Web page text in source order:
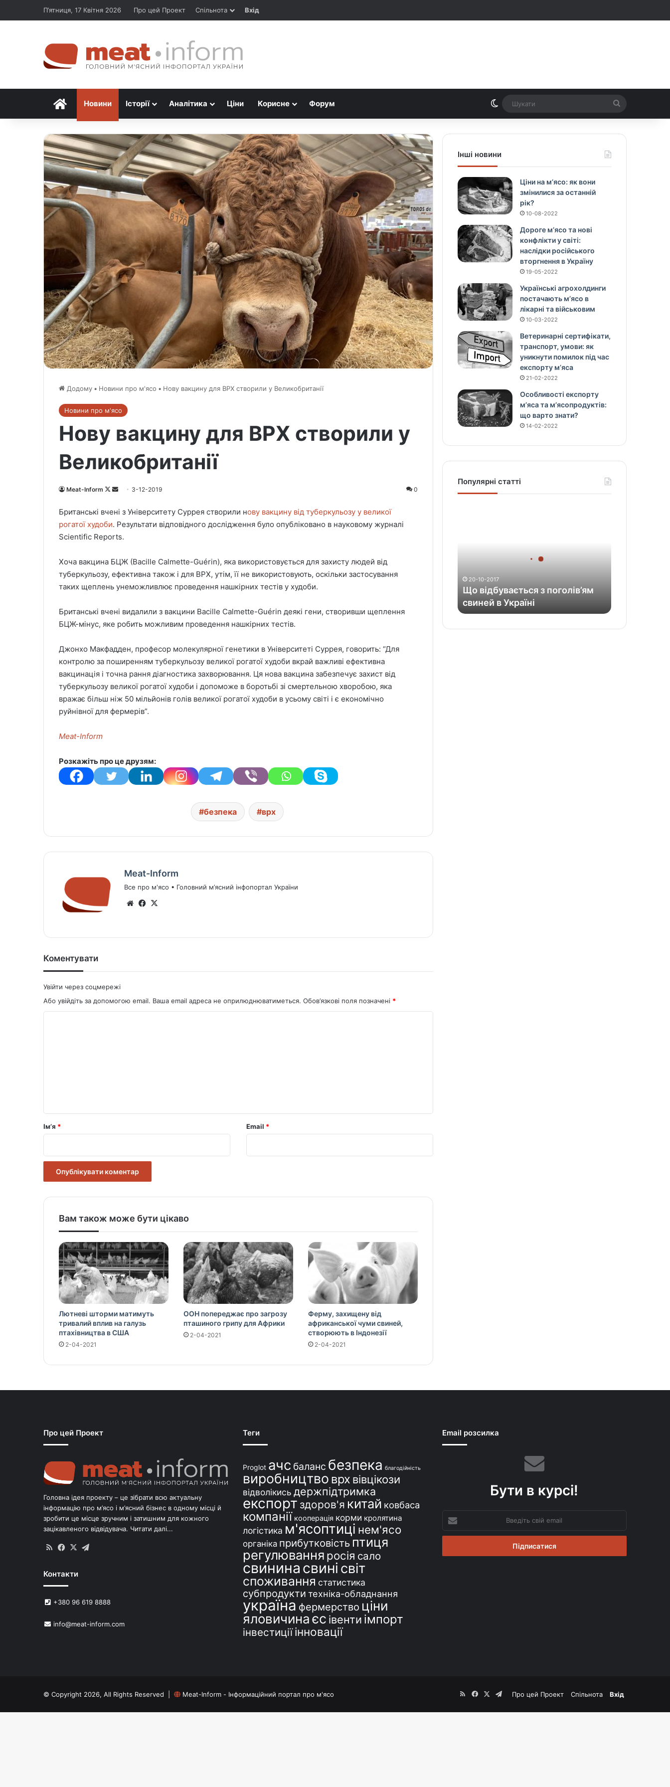
П’ятниця, 17 Квітня 2026 Про цей Проект Спільнота Вхід
ГоловнаНовини Історії Аналітика Ціни Корисне Форум Switch skin
Додому • Новини про м'ясо • Нову вакцину для ВРХ створили у Великобританії
Новини про м'ясо
Нову вакцину для ВРХ створили у
Великобританії
Meat-Inform
F
l
l
o
o
n
X
n
d
a
e
m
a
l
3-12-2019 0
Британські вчені з Університету Суррея створили нову вакцину від туберкульозу у великої
рогатої худоби. Результати відповідного дослідження було опубліковано в науковому журналі
Scientific Reports.
Хоча вакцина БЦЖ (Bacille Calmette-Guérin), яка використовується для захисту людей від
туберкульозу, ефективна також і для ВРХ, утім, її не використовують, оскільки застосування
таких щеплень унеможливлює проведення нашкірних тестів у худоби.
Британські вчені видалили з вакцини Bacille Calmette-Guérin деякі гени, створивши щеплення
БЦЖ-мінус, яке робить можливим проведення нашкірних тестів.
Джонхо Макфадден, професор молекулярної генетики в Університеті Суррея, говорить: “Для
контролю за поширенням туберкульозу великої рогатої худоби вкрай важливі ефективна
вакцинація і точна рання діагностика захворювання. Ця нова вакцина забезпечує захист від
туберкульозу великої рогатої худоби і допоможе в боротьбі зі смертельною хворобою, яка
вражає більш ніж 50 мільйонів голів великої рогатої худоби в усьому світі і є економічно
руйнівної для фермерів”.
Meat-Inform
Розкажіть про це друзям:
безпека врх
Meat-Inform
Все про м'ясо • Головний м’ясний інфопортал України
We Fa
ok
Коментувати
Увійти через соцмережі
Або увійдіть за допомогою email. Ваша email адреса не оприлюднюватиметься. Обов’язкові поля позначені *
рІм’я * Email *
Вам також може бути цікаво
Лютневі шторми матимуть
тривалий вплив на галузь
птахівництва в США
2-04-2021
ООН попереджає про загрозу
пташиного грипу для Африки
2-04-2021
Ферму, захищену від
африканської чуми свиней,
створюють в Індонезії
2-04-2021
Інші новини
Ціни на м’ясо: як вони
змінилися за останній
рік?
10-08-2022
Дороге м’ясо та нові
конфлікти у світі:
наслідки російського
вторгнення в Україну
19-05-2022
Українські агрохолдинги
постачають м’ясо в
лікарні та військовим
10-03-2022
Ветеринарні сертифікати,
транспорт, умови: як
уникнути помилок під час
експорту м’яса
21-02-2022
Особливості експорту
м’яса та м’ясопродуктів:
що варто знати?
14-02-2022
Популярні статті
т
20-10-2017
Що відбувається з поголів’ям
свиней в Україні
Про цей Проект
Головна ідея проекту – це зібрати всю актуальну
інформацію про м’ясо і м’ясний бізнес в одному місці й
зробити це місце зручним і затишним для кожного
зацікавленого відвідувача. Читати далі...
RSS Facebook
X
Контакти
+380 96 619 8888
info@meat-inform.com
Теги
Proglot ачс баланс безпека благодійність
виробництво врх вівцікози
відволікись держпідтримка
експорт здоров'я китай ковбаса
компанії кооперація корми кролятина
логістика м'ясоптиці нем'ясо
органіка прибутковість птиця
регулювання росія сало
свинина свині світ
споживання статистика
субпродукти техніка-обладнання
україна фермерство ціни
яловичинаєс івенти імпорт
інвестиції інновації
Email розсилка
Бути в курсі!
свій
email
© Copyright 2026, All Rights Reserved | Meat-Inform - Інформаційний портал про м'ясо Про цей Проект Спільнота Вхід
RSSFacebookTelegram